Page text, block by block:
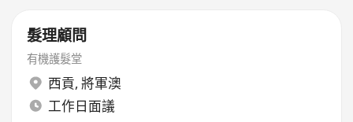
髮理顧問
有機護髮堂
西貢, 將軍澳
工作日面議